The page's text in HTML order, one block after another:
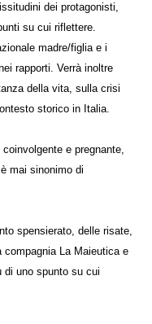
dei protagonisti,
su cui riflettere.
madre/figlia e i
rapporti. Verrà inoltre
della vita, sulla crisi
storico in Italia.
e pregnante,
mai sinonimo di
spensierato, delle risate,
La Maieutica e
di uno spunto su cui